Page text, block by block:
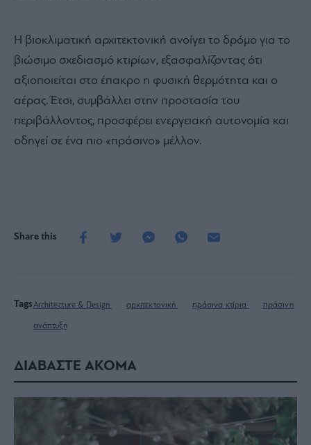
Η βιοκλιματική αρχιτεκτονική ανοίγει το δρόμο για το
βιώσιμο σχεδιασμό κτιρίων, εξασφαλίζοντας ότι
αξιοποιείται στο έπακρο η φυσική θερμότητα και ο
αέρας. Έτσι, συμβάλλει στην προστασία του
περιβάλλοντος, προσφέρει ενεργειακή αυτονομία και
οδηγεί σε ένα πιο «πράσινο» μέλλον.
Share this
TagsArchitecture & Design αρχιτεκτονική πράσινα κτίρια πράσινη
ανάπτυξη
ΔΙΑΒΑΣΤΕ ΑΚΟΜΑ